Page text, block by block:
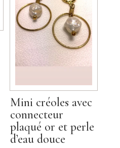
Mini créoles avec
connecteur
plaqué or et perle
d’eau douce